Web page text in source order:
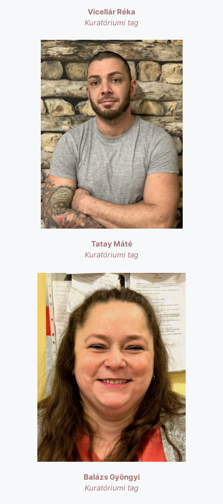
Vicellár Réka
Kuratóriumi tag
Tatay Máté
Kuratóriumi tag
Balázs Gyöngyi
Kuratóriumi tag